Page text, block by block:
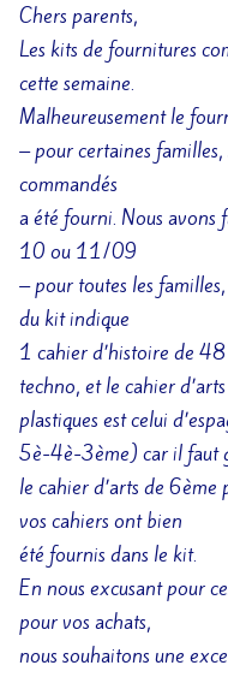
Chers parents,
Les kits de fournitures
cette semaine.
Malheureusement le
– pour certaines
commandés
a été fourni. Nous avons
10 ou 11/09
– pour toutes les
du kit indique
1 cahier d’histoire de 48
techno, et le cahier d’arts
plastiques est celui
5è-4è-3ème) car il faut
le cahier d’arts de
vos cahiers ont bien
été fournis dans le kit.
En nous excusant pour
pour vos achats,
nous souhaitons une